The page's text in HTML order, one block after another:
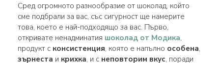
Сред огромното разнообразие от шоколад, който
сме подбрали за вас, със сигурност ще намерите
това, което е най-подходящо за вас. Първо,
откривате ненадминатия шоколад от Модика,
продукт с консистенция, която е напълно особена,
зърнеста и крихка, и с неповторим вкус, поради